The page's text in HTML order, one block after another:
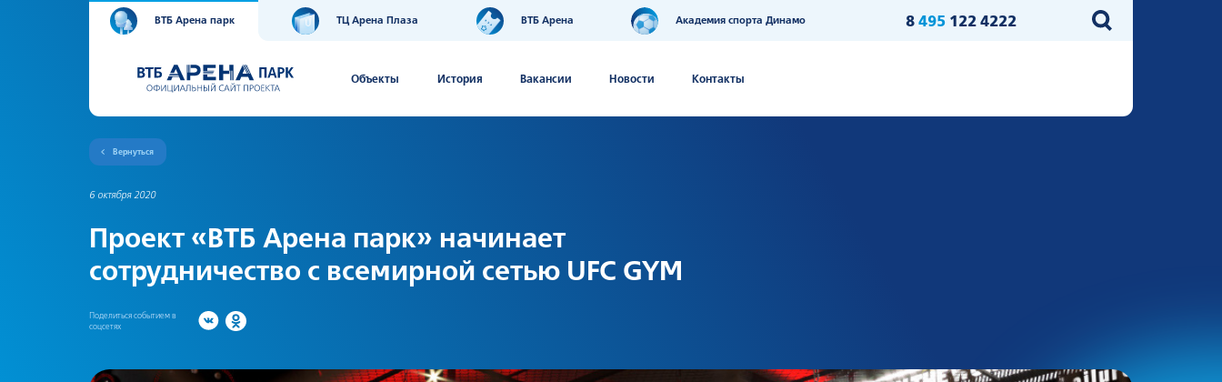
ВТБ Арена парк ТЦ Арена Плаза ВТБ Арена Академия спорта Динамо 8 495122 4222
Объекты История Вакансии Новости Контакты
Вернуться
6 октября 2020
Проект «ВТБ Арена парк» начинает
сотрудничество с всемирной сетью UFC GYM
Поделиться событием в
соцсетях